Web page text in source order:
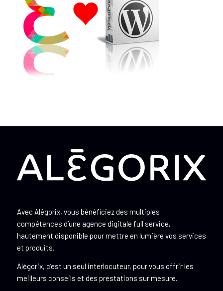
Avec Alégorix, vous bénéficiez des multiples
compétences d’une agence digitale full service,
hautement disponible pour mettre en lumière vos services
et produits.
Alégorix, c’est un seul interlocuteur, pour vous offrir les
meilleurs conseils et des prestations sur mesure.